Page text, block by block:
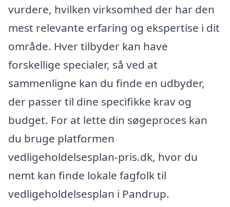
vurdere, hvilken virksomhed der har den
mest relevante erfaring og ekspertise i dit
område. Hver tilbyder kan have
forskellige specialer, så ved at
sammenligne kan du finde en udbyder,
der passer til dine specifikke krav og
budget. For at lette din søgeproces kan
du bruge platformen
vedligeholdelsesplan-pris.dk, hvor du
nemt kan finde lokale fagfolk til
vedligeholdelsesplan i Pandrup.